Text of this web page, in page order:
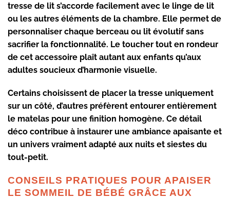
tresse de lit s’accorde facilement avec le linge de lit
ou les autres éléments de la chambre. Elle permet de
personnaliser chaque berceau ou lit évolutif sans
sacrifier la fonctionnalité. Le toucher tout en rondeur
de cet accessoire plaît autant aux enfants qu’aux
adultes soucieux d’harmonie visuelle.
Certains choisissent de placer la tresse uniquement
sur un côté, d’autres préfèrent entourer entièrement
le matelas pour une finition homogène. Ce détail
déco contribue à instaurer une ambiance apaisante et
un univers vraiment adapté aux nuits et siestes du
tout-petit.
CONSEILS PRATIQUES POUR APAISER
LE SOMMEIL DE BÉBÉ GRÂCE AUX